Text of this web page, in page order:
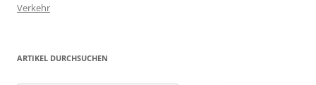
Verkehr
ARTIKEL DURCHSUCHEN